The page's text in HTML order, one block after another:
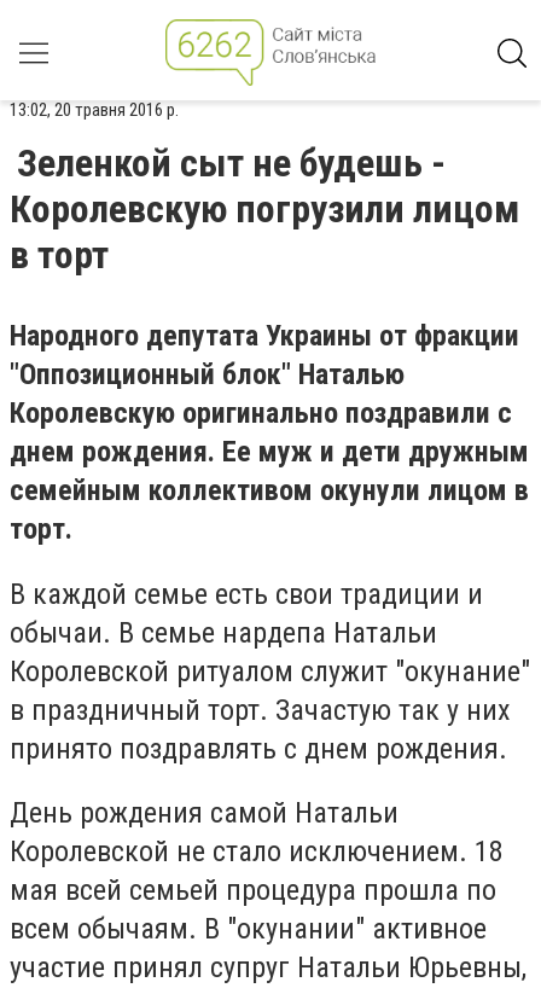
13:02, 20 травня 2016 р.
Зеленкой сыт не будешь -
Королевскую погрузили лицом
в торт
Народного депутата Украины от фракции
"Оппозиционный блок" Наталью
Королевскую оригинально поздравили с
днем рождения. Ее муж и дети дружным
семейным коллективом окунули лицом в
торт.
В каждой семье есть свои традиции и
обычаи. В семье нардепа Натальи
Королевской ритуалом служит "окунание"
в праздничный торт. Зачастую так у них
принято поздравлять с днем рождения.
День рождения самой Натальи
Королевской не стало исключением. 18
мая всей семьей процедура прошла по
всем обычаям. В "окунании" активное
участие принял супруг Натальи Юрьевны,